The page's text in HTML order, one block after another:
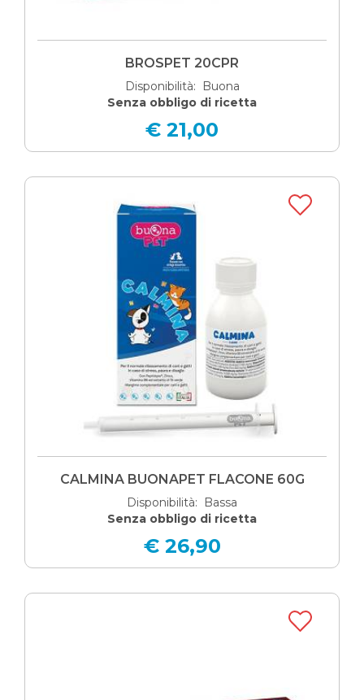
BROSPET 20CPR
Disponibilità: Buona
Senza obbligo di ricetta
€ 21,00
CALMINA BUONAPET FLACONE 60G
Disponibilità: Bassa
Senza obbligo di ricetta
€ 26,90